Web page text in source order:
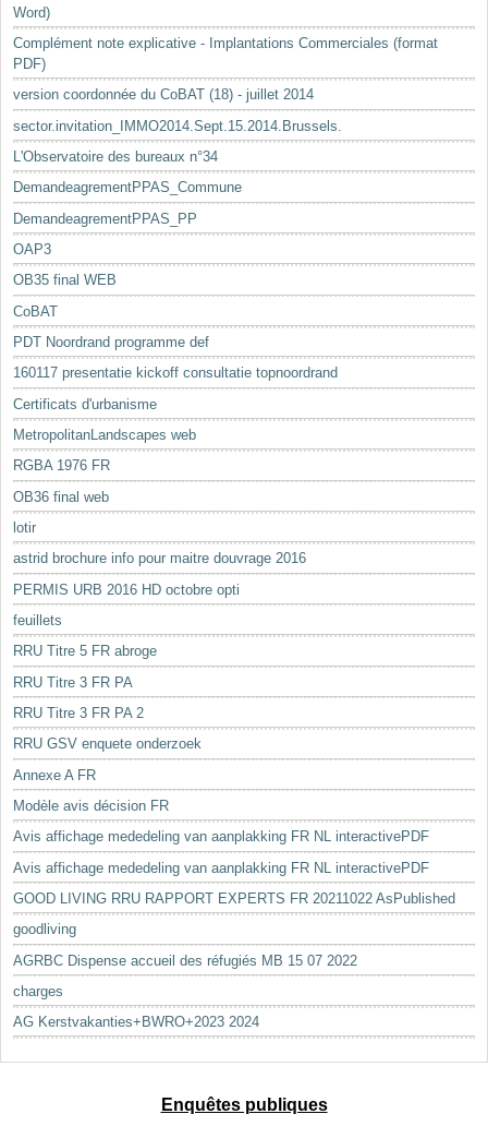
Word)
Complément note explicative - Implantations Commerciales (format
PDF)
version coordonnée du CoBAT (18) - juillet 2014
sector.invitation_IMMO2014.Sept.15.2014.Brussels.
L'Observatoire des bureaux n°34
DemandeagrementPPAS_Commune
DemandeagrementPPAS_PP
OAP3
OB35 final WEB
CoBAT
PDT Noordrand programme def
160117 presentatie kickoff consultatie topnoordrand
Certificats d'urbanisme
MetropolitanLandscapes web
RGBA 1976 FR
OB36 final web
lotir
astrid brochure info pour maitre douvrage 2016
PERMIS URB 2016 HD octobre opti
feuillets
RRU Titre 5 FR abroge
RRU Titre 3 FR PA
RRU Titre 3 FR PA 2
RRU GSV enquete onderzoek
Annexe A FR
Modèle avis décision FR
Avis affichage mededeling van aanplakking FR NL interactivePDF
Avis affichage mededeling van aanplakking FR NL interactivePDF
GOOD LIVING RRU RAPPORT EXPERTS FR 20211022 AsPublished
goodliving
AGRBC Dispense accueil des réfugiés MB 15 07 2022
charges
AG Kerstvakanties+BWRO+2023 2024
Enquêtes publiques